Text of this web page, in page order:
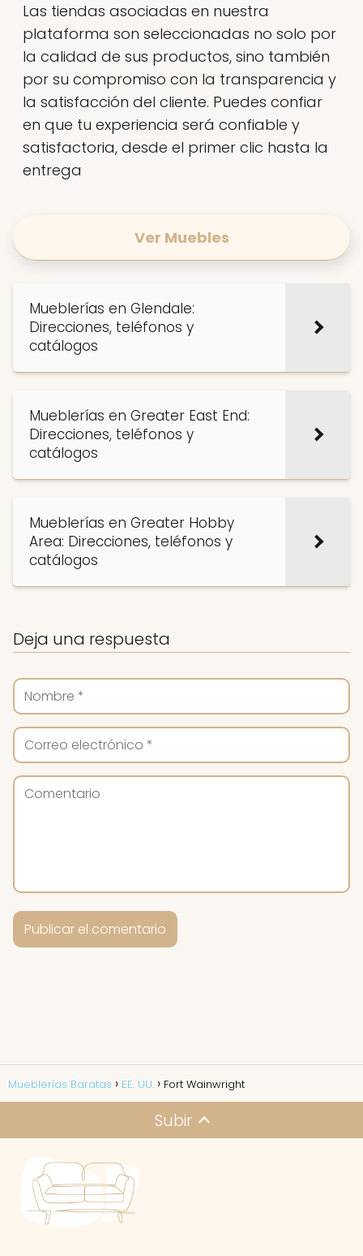
Las tiendas asociadas en nuestra
plataforma son seleccionadas no solo por
la calidad de sus productos, sino también
por su compromiso con la transparencia y
la satisfacción del cliente. Puedes confiar
en que tu experiencia será confiable y
satisfactoria, desde el primer clic hasta la
entrega
Ver Muebles
Mueblerías en Glendale:
Direcciones, teléfonos y
catálogos
Mueblerías en Greater East End:
Direcciones, teléfonos y
catálogos
Mueblerías en Greater Hobby
Area: Direcciones, teléfonos y
catálogos
Deja una respuesta
Mueblerías Baratas EE. UU. Fort Wainwright
Subir